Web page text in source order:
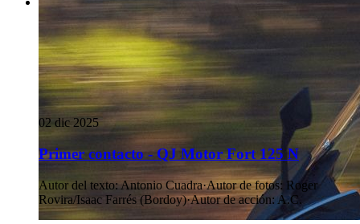
02 dic 2025
Primer contacto - QJ Motor Fort 125 N
Autor del texto:Antonio Cuadra·Autor de fotos: Roger
Rovira/Isaac Farrés (Bordoy)·Autor de acción:A.C.